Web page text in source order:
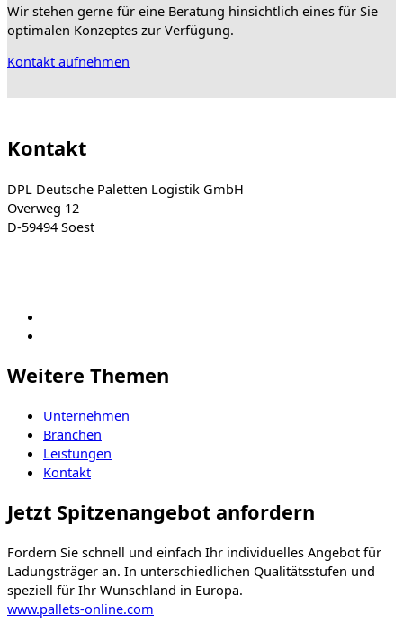
Wir stehen gerne für eine Beratung hinsichtlich eines für Sie
optimalen Konzeptes zur Verfügung.
Kontakt aufnehmen
Kontakt
DPL Deutsche Paletten Logistik GmbH
Overweg 12
D-59494 Soest
Weitere Themen
Unternehmen
Branchen
Leistungen
Kontakt
Jetzt Spitzenangebot anfordern
Fordern Sie schnell und einfach Ihr individuelles Angebot für
Ladungsträger an. In unterschiedlichen Qualitätsstufen und
speziell für Ihr Wunschland in Europa.
www.pallets-online.com